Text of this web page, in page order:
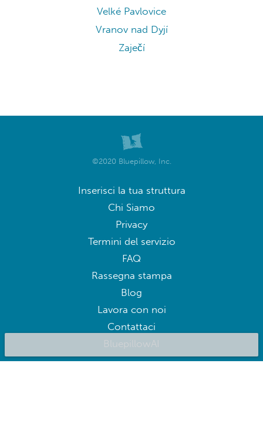
Velké Pavlovice
Vranov nad Dyjí
Zaječí
©2020 Bluepillow, Inc.
Inserisci la tua struttura
Chi Siamo
Privacy
Termini del servizio
FAQ
Rassegna stampa
Blog
Lavora con noi
Contattaci
BluepillowAI